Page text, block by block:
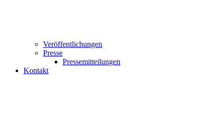
Veröffentlichungen
Presse
Pressemitteilungen
Kontakt